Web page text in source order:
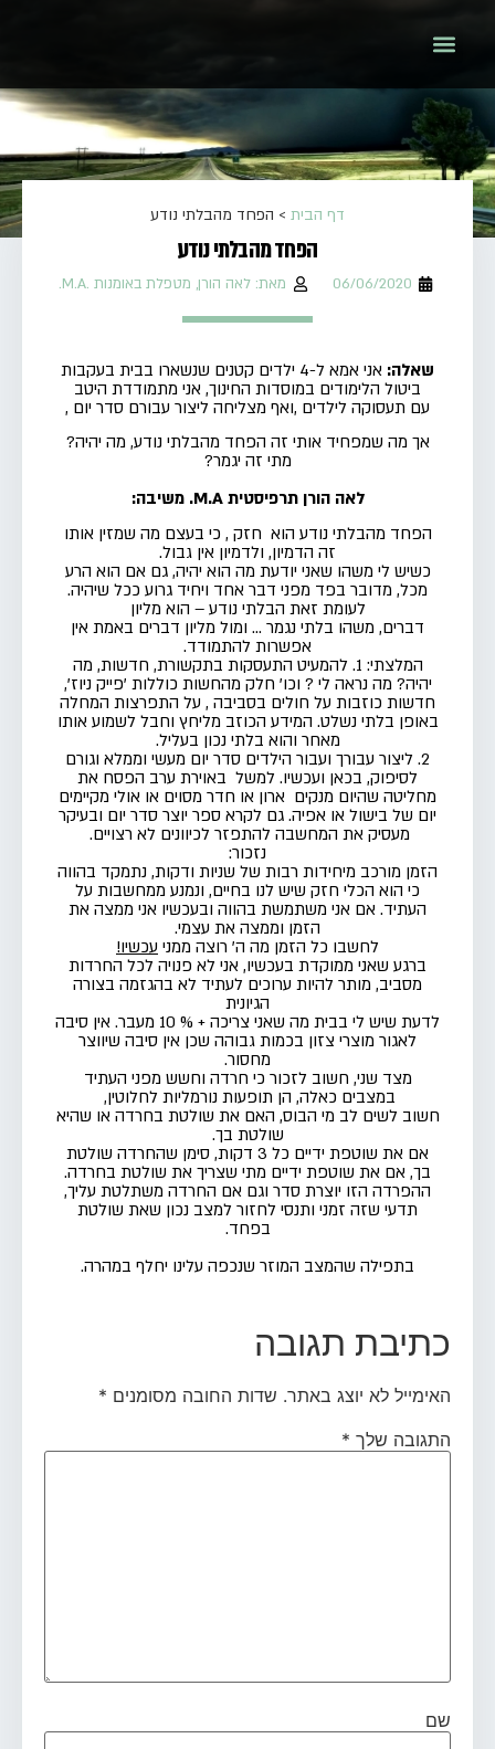
דף הבית > הפחד מהבלתי נודע
הפחד מהבלתי נודע
06/06/2020 מאת: לאה הורן, מטפלת באומנות .M.A.
שאלה: אני אמא ל-4 ילדים קטנים
שנשארו בבית בעקבות
ביטול הלימודים במוסדות החינוך, אני מתמודדת היטב
עם תעסוקה לילדים ,ואף מצליחה ליצור עבורם סדר יום ,
אך מה שמפחיד אותי זה הפחד מהבלתי נודע, מה יהיה?
מתי זה יגמר?
לאה הורן תרפיסטית M.A.
משיבה:
הפחד מהבלתי נודע הוא חזק , כי בעצם מה שמזין אותו
זה הדמיון, ולדמיון אין גבול.
כשיש לי משהו שאני יודעת מה הוא יהיה, גם אם הוא הרע
מכל, מדובר בפד מפני דבר אחד ויחיד גרוע ככל שיהיה.
לעומת זאת הבלתי נודע – הוא מליון
דברים, משהו בלתי נגמר ... ומול מליון דברים באמת אין
אפשרות להתמודד.
המלצתי: 1. להמעיט התעסקות בתקשורת, חדשות, מה
יהיה? מה נראה לי ? וכו' חלק מהחשות כוללות 'פייק ניוז',
חדשות כוזבות על חולים בסביבה , על התפרצות המחלה
באופן בלתי נשלט. המידע הכוזב מליחץ וחבל לשמוע אותו
מאחר והוא בלתי נכון בעליל.
2. ליצור עבורך ועבור הילדים סדר יום מעשי וממלא וגורם
לסיפוק, בכאן ועכשיו. למשל באוירת ערב הפסח את
מחליטה שהיום מנקים ארון או חדר מסוים או אולי מקיימים
יום של בישול או אפיה. גם לקרא ספר יוצר סדר יום ובעיקר
מעסיק את המחשבה להתפזר לכיוונים לא רצויים.
נזכור:
הזמן מורכב מיחידות רבות של שניות ודקות, נתמקד בהווה
כי הוא הכלי חזק שיש לנו בחיים, ונמנע ממחשבות על
העתיד. אם אני משתמשת בהווה ובעכשיו אני ממצה את
הזמן וממצה את עצמי.
לחשבו כל הזמן מה ה' רוצה ממני עכשיו!
ברגע שאני ממוקדת בעכשיו, אני לא פנויה לכל החרדות
מסביב, מותר להיות ערוכים לעתיד לא בהגזמה בצורה
הגיונית
לדעת שיש לי בבית מה שאני צריכה + % 10 מעבר.
אין סיבה
לאגור מוצרי צזון בכמות גבוהה שכן אין סיבה שיווצר
מחסור.
מצד שני, חשוב לזכור כי חרדה וחשש מפני העתיד
במצבים כאלה, הן תופעות נורמליות לחלוטין,
חשוב לשים לב מי הבוס, האם את שולטת בחרדה או שהיא
שולטת בך.
אם את שוטפת ידיים כל 3 דקות, סימן שהחרדה שולטת
בך, אם את שוטפת ידיים מתי שצריך את שולטת בחרדה.
ההפרדה הזו יוצרת סדר וגם אם החרדה משתלטת עליך,
תדעי שזה זמני ותנסי לחזור למצב נכון שאת שולטת
בפחד.
בתפילה שהמצב המוזר שנכפה עלינו יחלף במהרה.
כתיבת תגובה
האימייל לא יוצג באתר. שדות החובה מסומנים *
התגובה שלך *
שם